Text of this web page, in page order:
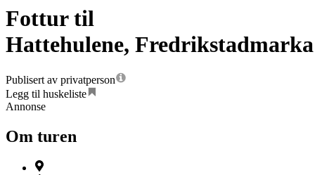
Fottur til
Hattehulene, Fredrikstadmarka
Publisert av privatperson
Legg til huskeliste
Annonse
Om turen